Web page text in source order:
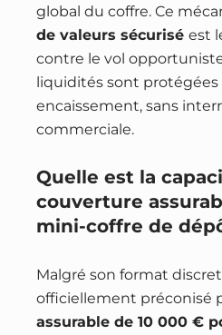
global du coffre. Ce
de valeurs sécurisé est
contre le vol
liquidités sont protégées
encaissement, sans
commerciale.
Quelle est la
couverture
mini-coffre de
Malgré son format
officiellement préconisé
assurable de 10 000 €